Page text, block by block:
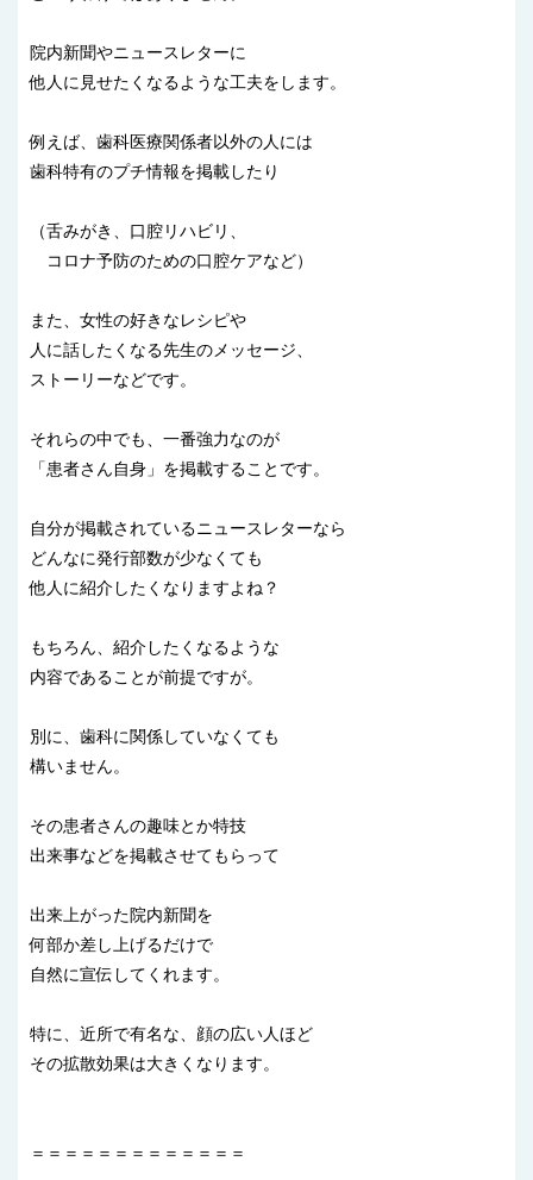
院内新聞やニュースレターに
他人に見せたくなるような工夫をします。
例えば、歯科医療関係者以外の人には
歯科特有のプチ情報を掲載したり
（舌みがき、口腔リハビリ、
コロナ予防のための口腔ケアなど）
また、女性の好きなレシピや
人に話したくなる先生のメッセージ、
ストーリーなどです。
それらの中でも、一番強力なのが
「患者さん自身」を掲載することです。
自分が掲載されているニュースレターなら
どんなに発行部数が少なくても
他人に紹介したくなりますよね？
もちろん、紹介したくなるような
内容であることが前提ですが。
別に、歯科に関係していなくても
構いません。
その患者さんの趣味とか特技
出来事などを掲載させてもらって
出来上がった院内新聞を
何部か差し上げるだけで
自然に宣伝してくれます。
特に、近所で有名な、顔の広い人ほど
その拡散効果は大きくなります。
＝＝＝＝＝＝＝＝＝＝＝＝＝